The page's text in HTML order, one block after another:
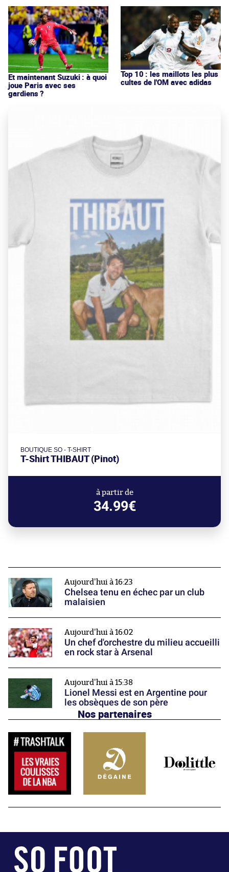
Et maintenant Suzuki : à quoi
joue Paris avec ses
gardiens ?
Top 10 : les maillots les plus
cultes de l'OM avec adidas
BOUTIQUE SO - T-SHIRT
T-Shirt THIBAUT (Pinot)
à partir de
34.99€
Aujourd'hui à 16:23
Chelsea tenu en échec par un club
malaisien
Aujourd'hui à 16:02
Un chef d'orchestre du milieu accueilli
en rock star à Arsenal
Aujourd'hui à 15:38
Lionel Messi est en Argentine pour
les obsèques de son père
Nos partenaires